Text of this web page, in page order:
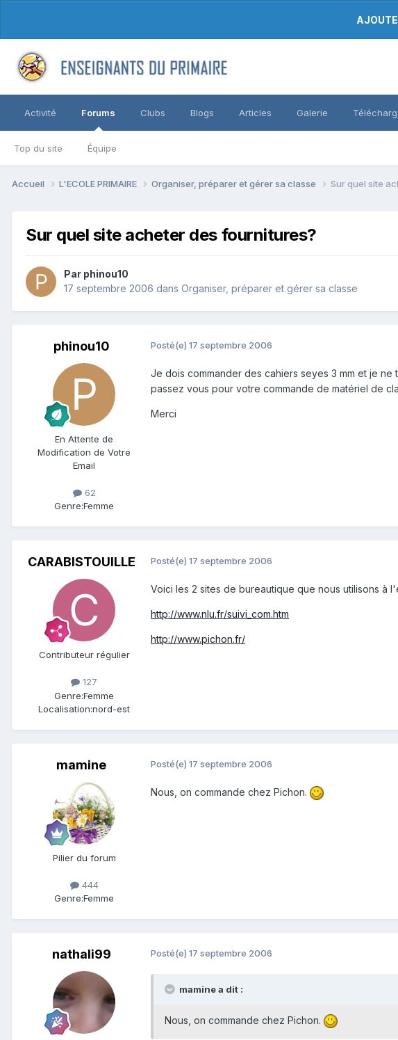
Activité Forums
Top du site Équipe
Clubs Blogs Articles Galerie
Accueil L'ECOLE PRIMAIRE Organiser, préparer et gérer sa classe Sur quel site
Sur quel site acheter des fournitures?
Par phinou10
17 septembre 2006 dans Organiser, préparer et gérer sa classe
phinou10
En Attente de
Modification de Votre
Email
62
Genre:Femme
Posté(e) 17 septembre 2006
Je dois commander des cahiers seyes 3 mm et je ne
passez vous pour votre commande de matériel de
Merci
CARABISTOUILLE
Contributeur régulier
127
Genre:Femme
Localisation:nord-est
Posté(e) 17 septembre 2006
Voici les 2 sites de bureautique que nous utilisons à
http://www.nlu.fr/suivi_com.htm
http://www.pichon.fr/
mamine
Pilier du forum
444
Genre:Femme
Posté(e) 17 septembre 2006
Nous, on commande chez Pichon.
nathali99 Posté(e) 17 septembre 2006
mamine a dit :
Nous, on commande chez Pichon.